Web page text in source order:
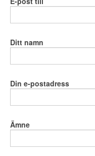
Ditt namn
Din e-postadress
Ämne